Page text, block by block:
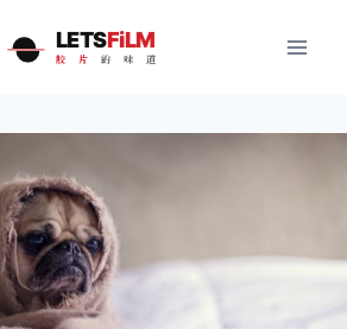
LETSFiLM
胶 片 的 味 道